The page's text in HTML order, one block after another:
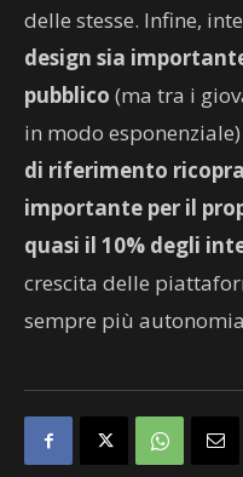
delle stesse. Infine,
design sia
pubblico (ma tra i
in modo
di riferimento
importante per il
quasi il 10% degli
crescita delle
sempre più